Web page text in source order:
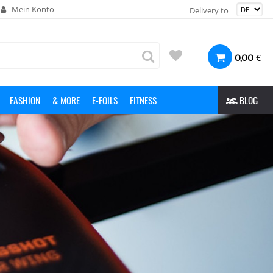
Mein Konto Delivery to
0,00 €
FASHION & MORE E-FOILS FITNESS BLOG